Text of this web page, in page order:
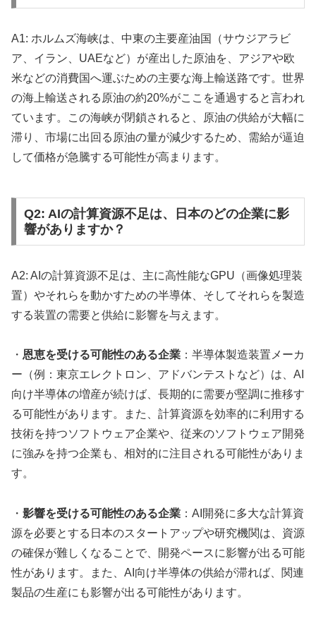
A1: ホルムズ海峡は、中東の主要産油国（サウジアラビ
ア、イラン、UAEなど）が産出した原油を、アジアや欧
米などの消費国へ運ぶための主要な海上輸送路です。世界
の海上輸送される原油の約20%がここを通過すると言われ
ています。この海峡が閉鎖されると、原油の供給が大幅に
滞り、市場に出回る原油の量が減少するため、需給が逼迫
して価格が急騰する可能性が高まります。
Q2: AIの計算資源不足は、日本のどの企業に影
響がありますか？
A2: AIの計算資源不足は、主に高性能なGPU（画像処理装
置）やそれらを動かすための半導体、そしてそれらを製造
する装置の需要と供給に影響を与えます。
・ 恩恵を受ける可能性のある企業 ：半導体製造装置メーカ
ー（例：東京エレクトロン、アドバンテストなど）は、AI
向け半導体の増産が続けば、長期的に需要が堅調に推移す
る可能性があります。また、計算資源を効率的に利用する
技術を持つソフトウェア企業や、従来のソフトウェア開発
に強みを持つ企業も、相対的に注目される可能性がありま
す。
・ 影響を受ける可能性のある企業 ：AI開発に多大な計算資
源を必要とする日本のスタートアップや研究機関は、資源
の確保が難しくなることで、開発ペースに影響が出る可能
性があります。また、AI向け半導体の供給が滞れば、関連
製品の生産にも影響が出る可能性があります。